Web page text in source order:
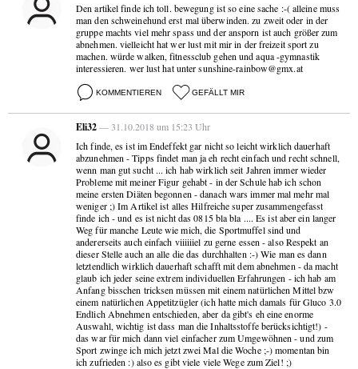
Den artikel finde ich toll. bewegung ist so eine sache :-( alleine muss
man den schweinehund erst mal überwinden. zu zweit oder in der
gruppe machts viel mehr spass und der ansporn ist auch größer zum
abnehmen. vielleicht hat wer lust mit mir in der freizeit sport zu
machen. würde walken, fitnessclub gehen und aqua -gymnastik
interessieren. wer lust hat unter sunshine-rainbow@gmx.at
KOMMENTIEREN GEFÄLLT MIR
Eli32— 31.10.2018 um 15:23 Uhr
Ich finde, es ist im Endeffekt gar nicht so leicht wirklich dauerhaft
abzunehmen - Tipps findet man ja eh recht einfach und recht schnell,
wenn man gut sucht ... ich hab wirklich seit Jahren immer wieder
Probleme mit meiner Figur gehabt - in der Schule hab ich schon
meine ersten Diäten begonnen - danach wars immer mal mehr mal
weniger ;) Im Artikel ist alles Hilfreiche super zusammengefasst
finde ich - und es ist nicht das 0815 bla bla .... Es ist aber ein langer
Weg für manche Leute wie mich, die Sportmuffel sind und
andererseits auch einfach viiiiiiel zu gerne essen - also Respekt an
dieser Stelle auch an alle die das durchhalten :-) Wie man es dann
letztendlich wirklich dauerhaft schafft mit dem abnehmen - da macht
glaub ich jeder seine extrem individuellen Erfahrungen - ich hab am
Anfang bisschen tricksen müssen mit einem natürlichen Mittel bzw
einem natürlichen Appetitzügler (ich hatte mich damals für Gluco 3.0
Endlich Abnehmen entschieden, aber da gibt's eh eine enorme
Auswahl, wichtig ist dass man die Inhaltsstoffe berücksichtigt!) -
das war für mich dann viel einfacher zum Umgewöhnen - und zum
Sport zwinge ich mich jetzt zwei Mal die Woche ;-) momentan bin
ich zufrieden :) also es gibt viele viele Wege zum Ziel! ;)